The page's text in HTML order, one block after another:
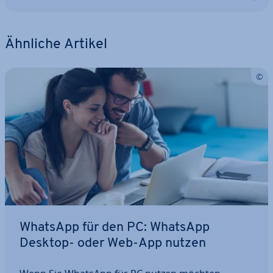
Ähnliche Artikel
WhatsApp für den PC: WhatsApp
Desktop- oder Web-App nutzen